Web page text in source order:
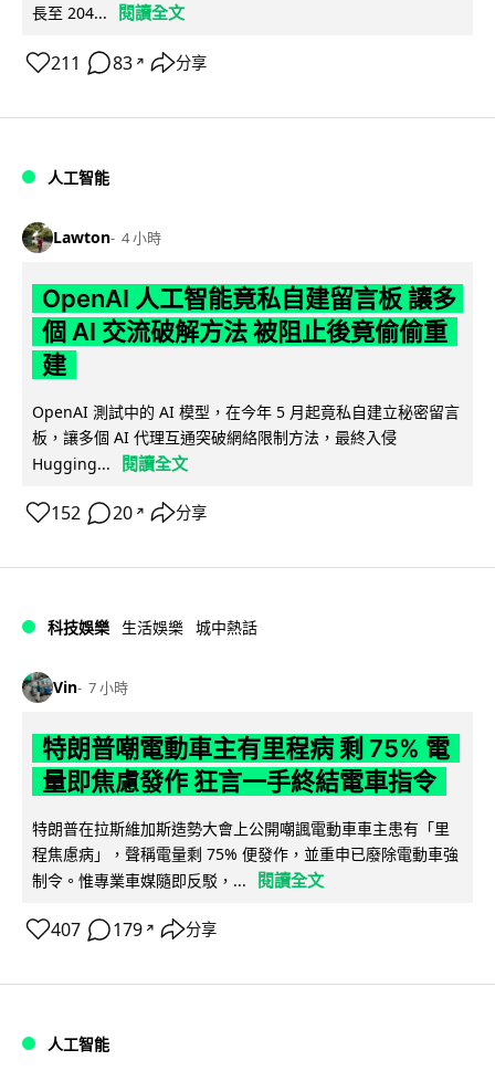
長至 204...
閱讀全文
211 83 ↗ 分享
人工智能
Lawton 4 小時
OpenAI 人工智能竟私自建留言板 讓多
個 AI 交流破解方法 被阻止後竟偷偷重
建
OpenAI 測試中的 AI 模型，在今年 5 月起竟私自建立秘密留言
板，讓多個 AI 代理互通突破網絡限制方法，最終入侵
Hugging...
閱讀全文
152 20 ↗ 分享
科技娛樂 生活娛樂 城中熱話
Vin 7 小時
特朗普嘲電動車主有里程病 剩 75% 電
量即焦慮發作 狂言一手終結電車指令
特朗普在拉斯維加斯造勢大會上公開嘲諷電動車車主患有「里
程焦慮病」，聲稱電量剩 75% 便發作，並重申已廢除電動車強
制令。惟專業車媒隨即反駁，...
閱讀全文
407 179 ↗ 分享
人工智能